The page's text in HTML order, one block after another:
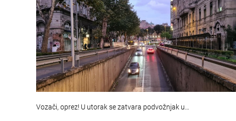
Vozači, oprez! U utorak se zatvara podvožnjak u…